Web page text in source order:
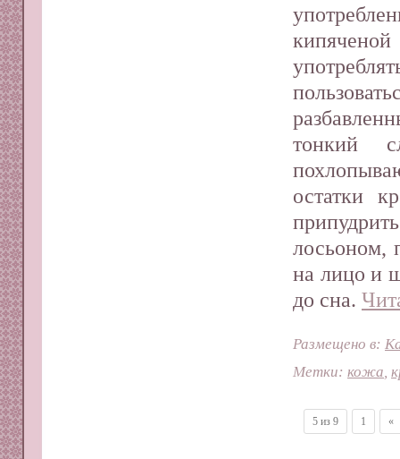
тонкий
остатки
лосьоном,
на лицо и
до сна.
Размещено в:
Метки: кожа,
5 из 9 1 «